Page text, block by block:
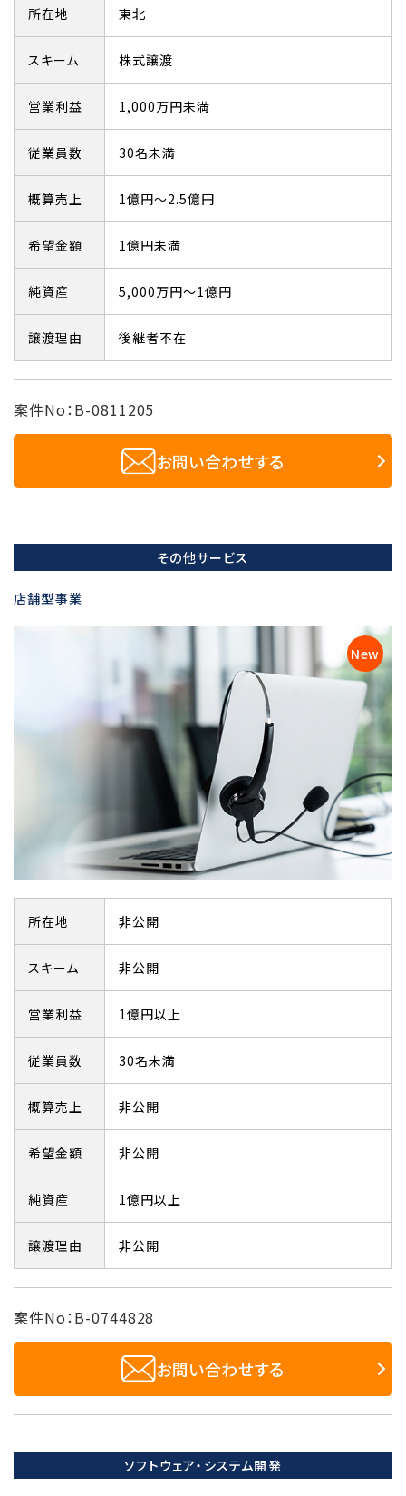
所在地 東北
スキーム 株式譲渡
営業利益 1,000万円未満
従業員数 30名未満
概算売上 1億円～2.5億円
希望金額 1億円未満
純資産 5,000万円～1億円
譲渡理由 後継者不在
案件No：B-0811205
お問い合わせする
その他サービス
店舗型事業
所在地 非公開
スキーム 非公開
営業利益 1億円以上
従業員数 30名未満
概算売上 非公開
希望金額 非公開
純資産 1億円以上
譲渡理由 非公開
案件No：B-0744828
お問い合わせする
ソフトウェア・システム開発